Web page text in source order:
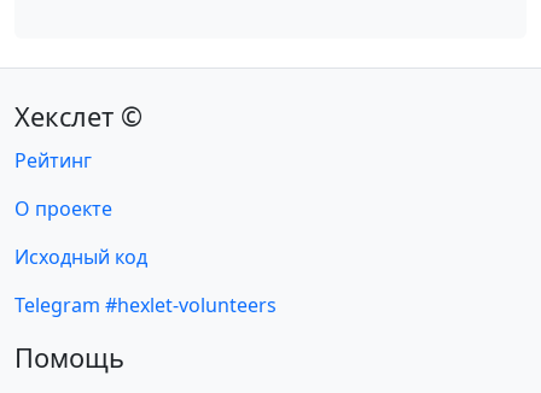
Хекслет ©
Рейтинг
О проекте
Исходный код
Telegram #hexlet-volunteers
Помощь